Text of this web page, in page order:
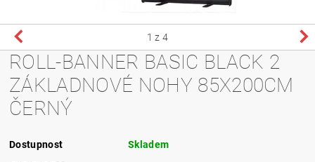
1 z 4
ROLL-BANNER BASIC BLACK 2
ZÁKLADNOVÉ NOHY 85X200CM
ČERNÝ
Dostupnost Skladem